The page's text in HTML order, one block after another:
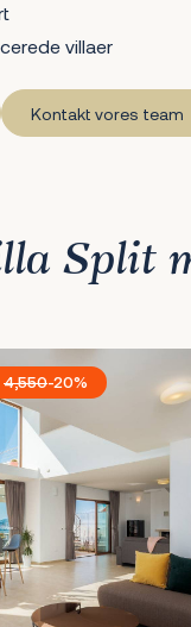
villaer
Kontakt vores team
Split
4,550-20%